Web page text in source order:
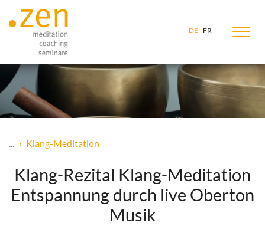
Zum Inhalt springen
DE FR
... Klang-Meditation
Klang-Rezital Klang-Meditation
Entspannung durch live Oberton
Musik